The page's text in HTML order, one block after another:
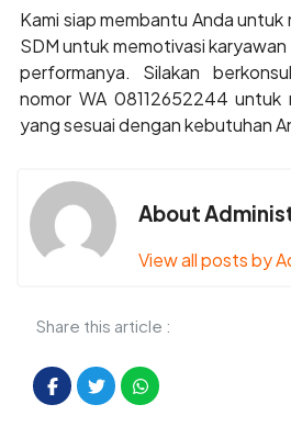
Kami siap membantu Anda
SDM untuk memotivasi
performanya. Silakan
nomor WA 08112652244 untuk
yang sesuai dengan kebutuhan
About
View all posts by
Share this article :